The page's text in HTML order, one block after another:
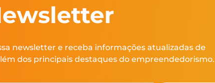
newsletter e receba informações atualizadas de
dos principais destaques do empreendedorismo.